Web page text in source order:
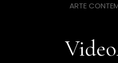
ARTE